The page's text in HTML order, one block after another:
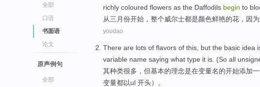
全部
口语
书面语
论文
原声例句
全部
richly coloured flowers as the Daffodils begin to
从三月份开始， 整个威尔士都是颜色鲜艳的花 ， 因为
youdao
There are lots of flavors of this, but the basic idea
variable name saying what type it is. (So all
其种类很多 ， 但基本的理念是在变量名的开始添加
变量都以ul 开头）。